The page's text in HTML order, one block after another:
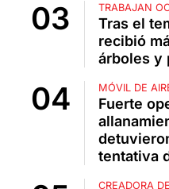
TRABAJAN
Tras el
recibió
árboles y
MÓVIL DE
Fuerte
tentativa
CREADORA